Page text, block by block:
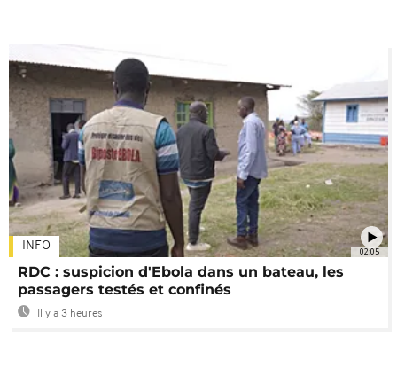
02:05
INFO
RDC : suspicion d'Ebola dans un bateau, les
passagers testés et confinés
Il y a 3 heures